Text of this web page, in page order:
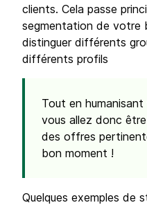
clients. Cela passe
segmentation de votre
distinguer différents
différents profils
Tout en
vous allez donc
des offres
bon moment !
Quelques exemples de